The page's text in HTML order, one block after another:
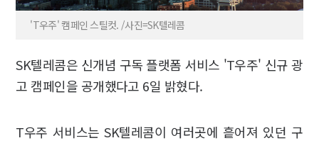
'T우주' 캠페인 스틸컷. /사진=SK텔레콤
SK텔레콤은 신개념 구독 플랫폼 서비스 'T우주' 신규 광
고 캠페인을 공개했다고 6일 밝혔다.
T우주 서비스는 SK텔레콤이 여러곳에 흩어져 있던 구